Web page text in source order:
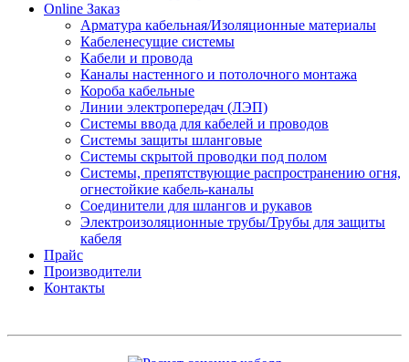
Online Заказ
Арматура кабельная/Изоляционные материалы
Кабеленесущие системы
Кабели и провода
Каналы настенного и потолочного монтажа
Короба кабельные
Линии электропередач (ЛЭП)
Системы ввода для кабелей и проводов
Системы защиты шланговые
Системы скрытой проводки под полом
Системы, препятствующие распространению огня,
огнестойкие кабель-каналы
Соединители для шлангов и рукавов
Электроизоляционные трубы/Трубы для защиты
кабеля
Прайс
Производители
Контакты